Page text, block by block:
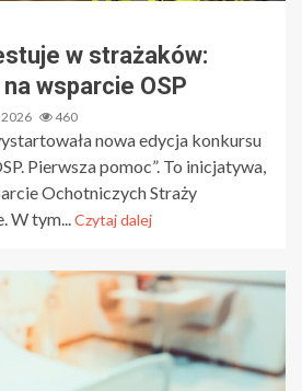
w strażaków:
wsparcie OSP
2026 460
nowa edycja konkursu
Pierwsza pomoc”. To inicjatywa,
Ochotniczych Straży
W tym...Czytaj dalej